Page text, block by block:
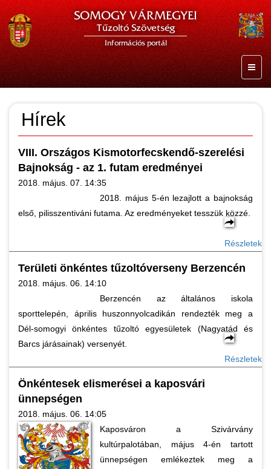
SOMOGY VÁRMEGYEI
Tűzoltó Szövetség
Információs portál
Hírek
VIII. Országos Kismotorfecskendő-szerelési
Bajnokság - az 1. futam eredményei
2018. május. 07. 14:35
2018. május 5-én lezajlott a bajnokság
első, pilisszentiváni futama. Az eredményeket tesszük közzé.
Részletek
Területi önkéntes tűzoltóverseny Berzencén
2018. május. 06. 14:10
Berzencén az általános iskola
sporttelepén, április huszonnyolcadikán rendezték meg a
Dél-somogyi önkéntes tűzoltó egyesületek (Nagyatád és
Barcs járásainak) versenyét.
Részletek
Önkéntesek elismerései a kaposvári
ünnepségen
2018. május. 06. 14:05
Kaposváron a Szivárvány
kultúrpalotában, május 4-én tartott
ünnepségen emlékeztek meg a